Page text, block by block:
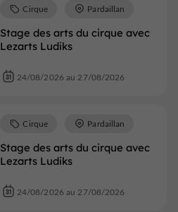
Stage des arts du cirque avec
Lezarts Ludiks
Cirque Pardaillan
24/08/2026 au 27/08/2026
Stage des arts du cirque avec
Lezarts Ludiks
Cirque Pardaillan
24/08/2026 au 27/08/2026